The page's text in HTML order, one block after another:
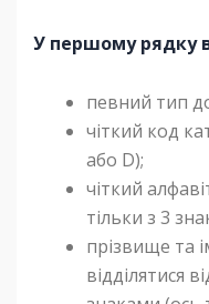
У першому рядку
певний тип
чіткий код
або D);
чіткий
тільки з 3
прізвище та
відділятися